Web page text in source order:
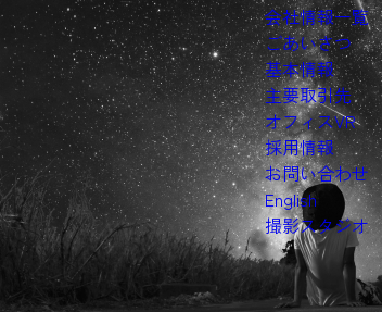
会社情報一覧
ごあいさつ
基本情報
主要取引先
オフィスVR
採用情報
お問い合わせ
English
撮影スタジオ